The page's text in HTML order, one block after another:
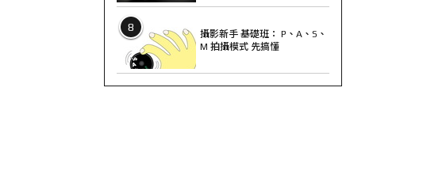
8
攝影新手 基礎班： P、A、S、
M 拍攝模式 先搞懂